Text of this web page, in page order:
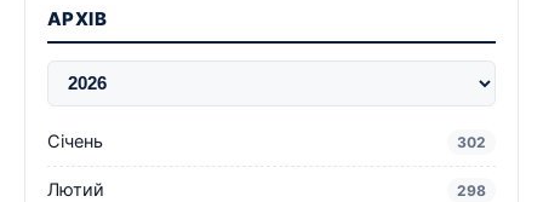
АРХІВ
Січень 302
Лютий 298